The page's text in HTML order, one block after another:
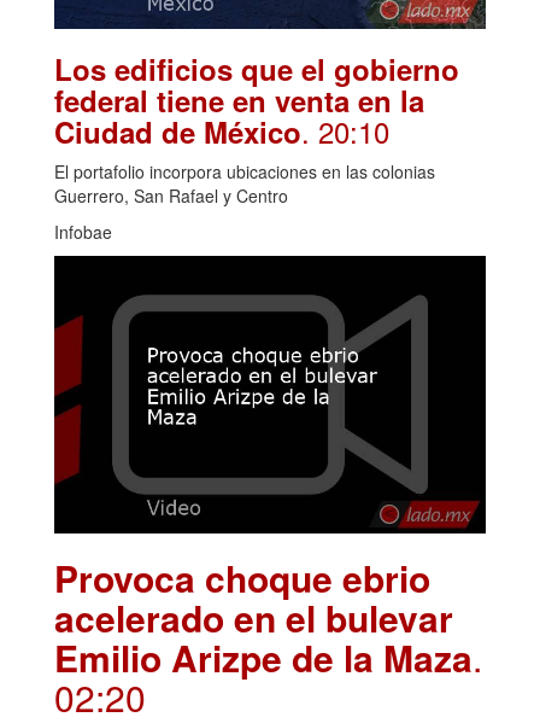
Los edificios que el gobierno
federal tiene en venta en la
Ciudad de México. 20:10
El portafolio incorpora ubicaciones en las colonias
Guerrero, San Rafael y Centro
Infobae
Provoca choque ebrio
acelerado en el bulevar
Emilio Arizpe de la Maza.
02:20